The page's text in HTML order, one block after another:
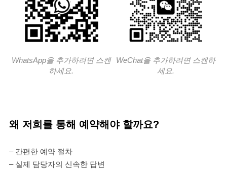
WhatsApp을 추가하려면 스캔
하세요.
WeChat을 추가하려면 스캔하
세요.
왜 저희를 통해 예약해야 할까요?
– 간편한 예약 절차
– 실제 담당자의 신속한 답변